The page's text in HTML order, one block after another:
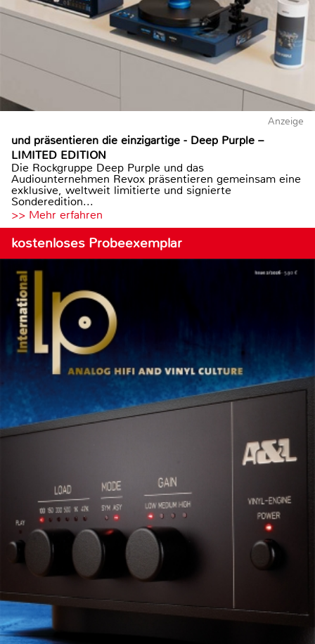
Anzeige
und präsentieren die einzigartige - Deep Purple –
LIMITED EDITION
Die Rockgruppe Deep Purple und das
Audiounternehmen Revox präsentieren gemeinsam eine
exklusive, weltweit limitierte und signierte
Sonderedition...
>> Mehr erfahren
kostenloses Probeexemplar